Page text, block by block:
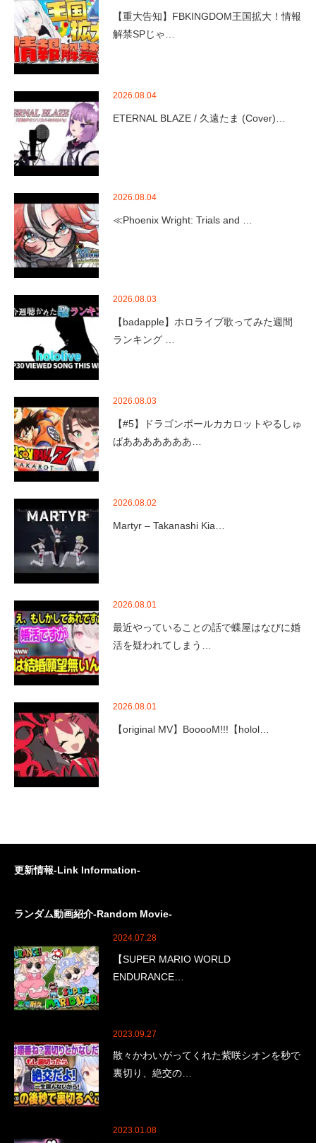
【重大告知】FBKINGDOM王国拡大！情報
解禁SPじゃ…
2026.08.04
ETERNAL BLAZE / 久遠たま (Cover)…
2026.08.04
≪Phoenix Wright: Trials and …
2026.08.03
【badapple】ホロライブ歌ってみた週間
ランキング …
2026.08.03
【#5】ドラゴンボールカカロットやるしゅ
ばあああああああ…
2026.08.02
Martyr – Takanashi Kia…
2026.08.01
最近やっていることの話で蝶屋はなびに婚
活を疑われてしまう…
2026.08.01
【original MV】BooooM!!!【holol…
更新情報-Link Information-
ランダム動画紹介-Random Movie-
2024.07.28
【SUPER MARIO WORLD
ENDURANCE…
2023.09.27
散々かわいがってくれた紫咲シオンを秒で
裏切り、絶交の…
2023.01.08